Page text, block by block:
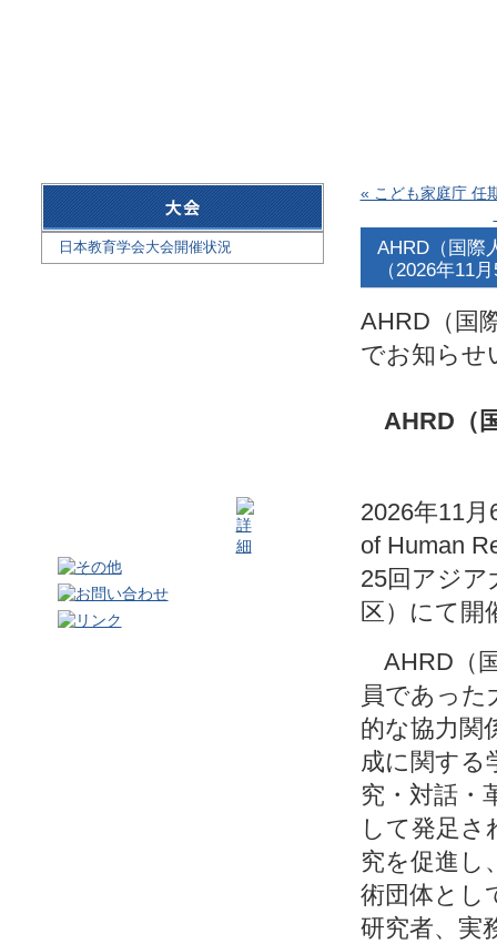
日本教育学会大会開催状況
« こども家庭庁 任
AHRD（国際
（2026年11
AHRD（国
でお知らせ
AHRD
2026年11
of Human
25回アジア
区）にて開
AHRD（
員であった
的な協力関
成に関する
究・対話・
して発足さ
究を促進し
術団体とし
研究者、実